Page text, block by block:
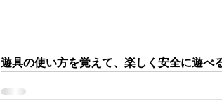
遊具の使い方を覚えて、楽しく安全に遊べ